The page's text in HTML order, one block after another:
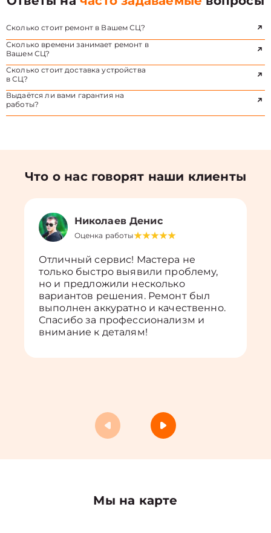
Сколько стоит ремонт в Вашем СЦ?
Сколько времени занимает ремонт в
Вашем СЦ?
Сколько стоит доставка устройства
в СЦ?
Выдаётся ли вами гарантия на
работы?
Что о нас говорят наши клиенты
Николаев Денис
Оценка работы
Отличный сервис! Мастера не
только быстро выявили проблему,
но и предложили несколько
вариантов решения. Ремонт был
выполнен аккуратно и качественно.
Спасибо за профессионализм и
внимание к деталям!
Мы на карте